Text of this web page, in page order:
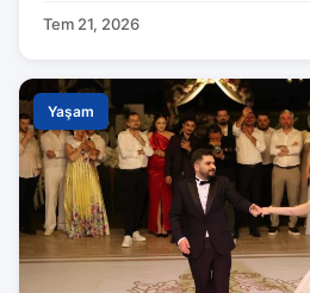
Tem 21, 2026
Yaşam